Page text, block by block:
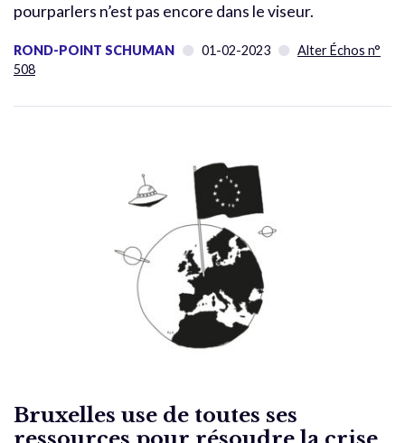
pourparlers n’est pas encore dans le viseur.
ROND-POINT SCHUMAN 01-02-2023
Alter Échos n°
508
Bruxelles use de toutes ses